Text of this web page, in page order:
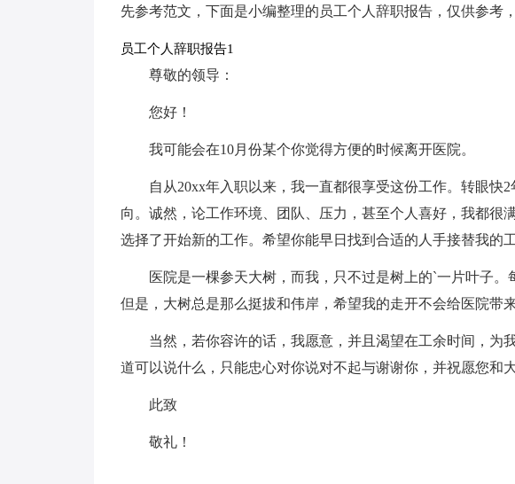
先参考范文，下面是小编整理的员工个人辞职报告，仅供参考
员工个人辞职报告1
尊敬的领导：
您好！
我可能会在10月份某个你觉得方便的时候离开医院。
自从20xx年入职以来，我一直都很享受这份工作。转眼快
向。诚然，论工作环境、团队、压力，甚至个人喜好，我都很
选择了开始新的工作。希望你能早日找到合适的人手接替我的工
医院是一棵参天大树，而我，只不过是树上的`一片叶子。
但是，大树总是那么挺拔和伟岸，希望我的走开不会给医院带来
当然，若你容许的话，我愿意，并且渴望在工余时间，为
道可以说什么，只能忠心对你说对不起与谢谢你，并祝愿您和
此致
敬礼！